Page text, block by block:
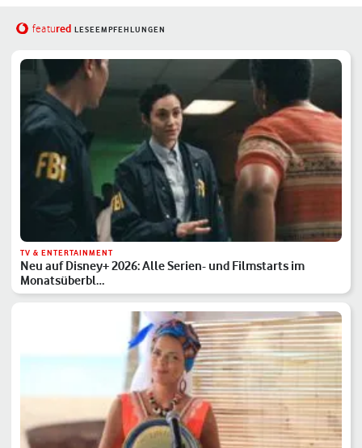
featured LESEEMPFEHLUNGEN
TV & ENTERTAINMENT
Neu auf Disney+ 2026: Alle Serien- und Filmstarts im
Monatsüberbl…